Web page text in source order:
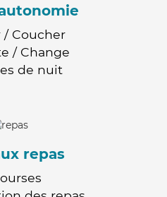
/ Coucher
/ Change
de nuit
repas